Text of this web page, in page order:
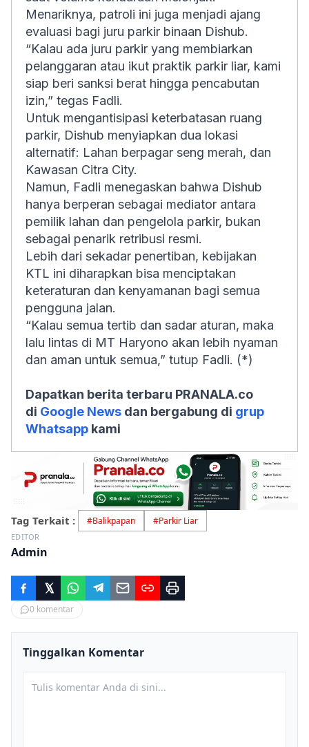
Menariknya, patroli ini juga menjadi ajang
evaluasi bagi juru parkir binaan Dishub.
“Kalau ada juru parkir yang membiarkan
pelanggaran atau ikut praktik parkir liar, kami
siap beri sanksi berat hingga pencabutan
izin,” tegas Fadli.
Untuk mengantisipasi keterbatasan ruang
parkir, Dishub menyiapkan dua lokasi
alternatif: Lahan berpagar seng merah, dan
Kawasan Citra City.
Namun, Fadli menegaskan bahwa Dishub
hanya berperan sebagai mediator antara
pemilik lahan dan pengelola parkir, bukan
sebagai penarik retribusi resmi.
Lebih dari sekadar penertiban, kebijakan
KTL ini diharapkan bisa menciptakan
keteraturan dan kenyamanan bagi semua
pengguna jalan.
“Kalau semua tertib dan sadar aturan, maka
lalu lintas di MT Haryono akan lebih nyaman
dan aman untuk semua,” tutup Fadli. (*)
Dapatkan berita terbaru PRANALA.co
di Google News dan bergabung di grup
Whatsapp kami
Tag Terkait : #Balikpapan #Parkir Liar
EDITOR
Admin
0 komentar
Tinggalkan Komentar